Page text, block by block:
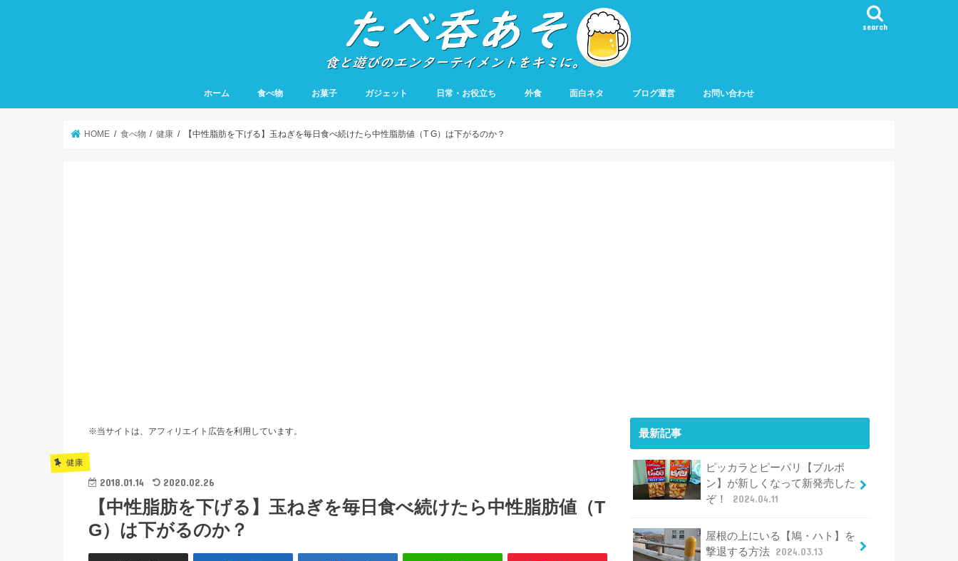
search
ホーム 食べ物 お菓子 ガジェット 日常・お役立ち 外食 面白ネタ ブログ運営 お問い合わせ
HOME 食べ物 健康 【中性脂肪を下げる】玉ねぎを毎日食べ続けたら中性脂肪値（T G）は下がるのか？
※当サイトは、アフィリエイト広告を利用しています。
健康
2018.01.14 2020.02.26
【中性脂肪を下げる】玉ねぎを毎日食べ続けたら中性脂肪値（T
G）は下がるのか？
最新記事
ピッカラとピーパリ【ブルボ
ン】が新しくなって新発売した
ぞ！
2024.04.11
屋根の上にいる【鳩・ハト】を
撃退する方法 2024.03.13